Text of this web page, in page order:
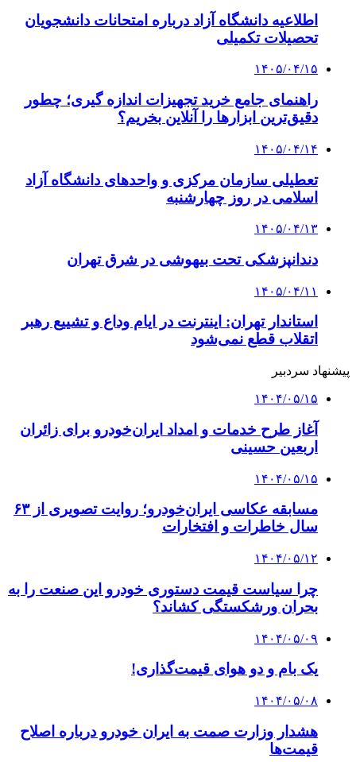
اطلاعیه دانشگاه آزاد درباره امتحانات دانشجویان
تحصیلات تکمیلی
۱۴۰۵/۰۴/۱۵
راهنمای جامع خرید تجهیزات اندازه گیری؛ چطور
دقیق‌ترین ابزارها را آنلاین بخریم؟
۱۴۰۵/۰۴/۱۴
تعطیلی سازمان مرکزی و واحدهای دانشگاه آزاد
اسلامی در روز چهارشنبه
۱۴۰۵/۰۴/۱۳
دندانپزشکی تحت بیهوشی در شرق تهران
۱۴۰۵/۰۴/۱۱
استاندار تهران: اینترنت در ایام وداع و تشییع رهبر
اتقلاب قطع نمی‌شود
پیشنهاد سردبیر
۱۴۰۴/۰۵/۱۵
آغاز طرح خدمات و امداد ایران‌خودرو برای زائران
اربعین حسینی
۱۴۰۴/۰۵/۱۵
مسابقه عکاسی ایران‌خودرو؛ روایت تصویری از ۶۳
سال خاطرات و افتخارات
۱۴۰۴/۰۵/۱۲
چرا سیاست قیمت دستوری خودرو این صنعت را به
بحران ورشکستگی کشاند؟
۱۴۰۴/۰۵/۰۹
یک بام و دو هوای قیمت‌گذاری!
۱۴۰۴/۰۵/۰۸
هشدار وزارت صمت به ایران خودرو درباره اصلاح
قیمت‌ها